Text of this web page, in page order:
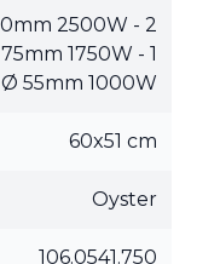
2500W - 2
1750W - 1
55mm 1000W
60x51 cm
Oyster
106.0541.750